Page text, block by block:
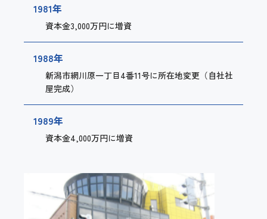
1981年
資本金3,000万円に増資
1988年
新潟市網川原一丁目4番11号に所在地変更（自社社
屋完成）
1989年
資本金4,000万円に増資